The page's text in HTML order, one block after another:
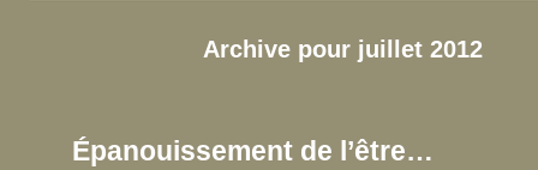
Archive pour juillet 2012
Épanouissement de l’être…